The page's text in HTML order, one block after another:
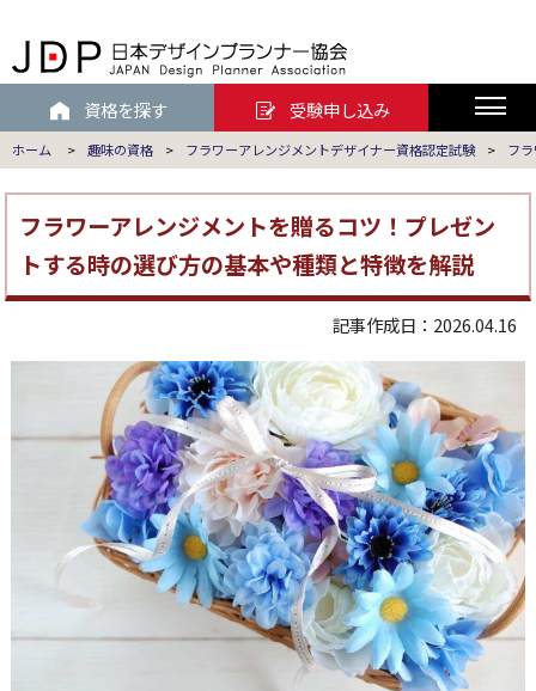
資格を探す 受験申し込み
ホーム > 趣味の資格 > フラワーアレンジメントデザイナー資格認定試験 > フ
フラワーアレンジメントを贈るコツ！プレゼン
トする時の選び方の基本や種類と特徴を解説
記事作成日：2026.04.16